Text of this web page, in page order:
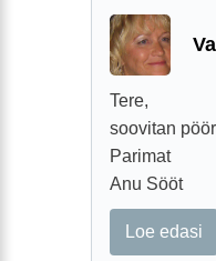
Tere,
soovitan
Parimat
Anu Sööt
Loe edasi